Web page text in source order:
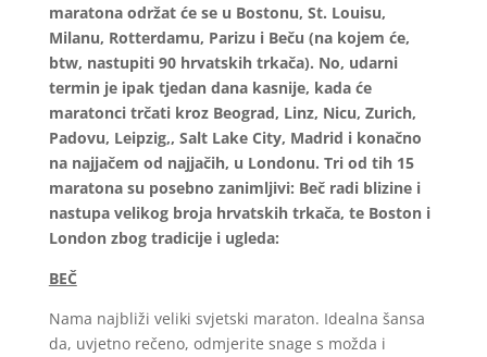
maratona održat će se u Bostonu, St. Louisu,
Milanu, Rotterdamu, Parizu i Beču (na kojem će,
btw, nastupiti 90 hrvatskih trkača). No, udarni
termin je ipak tjedan dana kasnije, kada će
maratonci trčati kroz Beograd, Linz, Nicu, Zurich,
Padovu, Leipzig,, Salt Lake City, Madrid i konačno
na najjačem od najjačih, u Londonu. Tri od tih 15
maratona su posebno zanimljivi: Beč radi blizine i
nastupa velikog broja hrvatskih trkača, te Boston i
London zbog tradicije i ugleda:
BEČ
Nama najbliži veliki svjetski maraton. Idealna šansa
da, uvjetno rečeno, odmjerite snage s možda i